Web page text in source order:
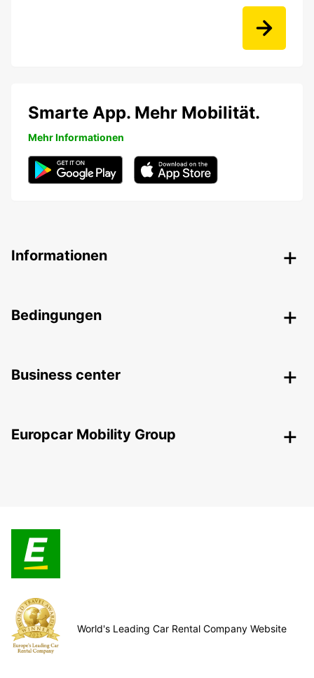
Smarte App. Mehr Mobilität.
Mehr Informationen
Informationen
Bedingungen
Business center
Europcar Mobility Group
World's Leading Car Rental Company Website